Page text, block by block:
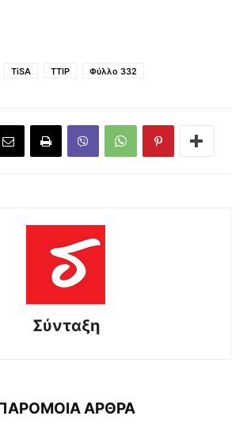
TiSA TTIP Φύλλο 332
Σύνταξη
ΑΡΘΡΑ